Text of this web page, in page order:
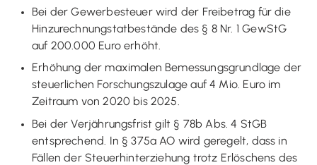
Bei der Gewerbesteuer wird der Freibetrag für die
Hinzurechnungstatbestände des § 8 Nr. 1 GewStG
auf 200.000 Euro erhöht.
Erhöhung der maximalen Bemessungsgrundlage der
steuerlichen Forschungszulage auf 4 Mio. Euro im
Zeitraum von 2020 bis 2025.
Bei der Verjährungsfrist gilt § 78b Abs. 4 StGB
entsprechend. In § 375a AO wird geregelt, dass in
Fällen der Steuerhinterziehung trotz Erlöschens des